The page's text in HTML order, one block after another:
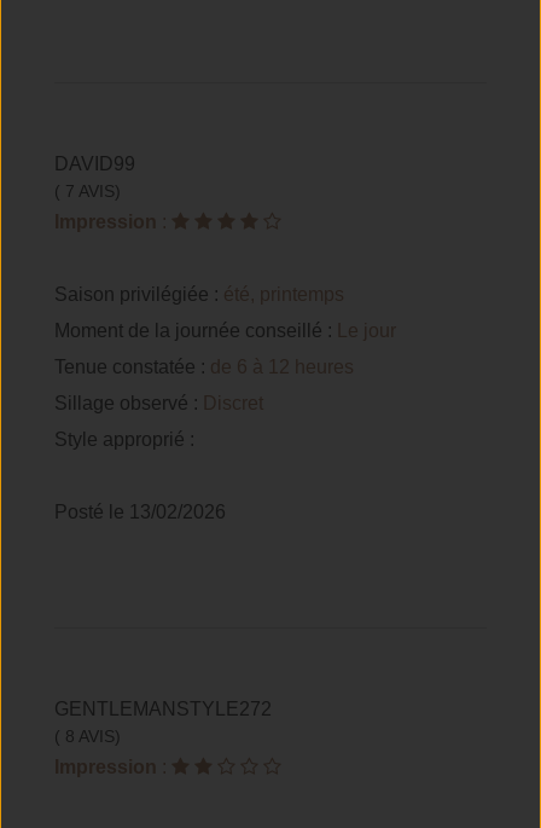
DAVID99
( 7 AVIS)
Impression :
Saison privilégiée : été, printemps
Moment de la journée conseillé :
Le jour
Tenue constatée : de 6 à 12 heures
Sillage observé : Discret
Style approprié :
Posté le 13/02/2026
GENTLEMANSTYLE272
( 8 AVIS)
Impression :